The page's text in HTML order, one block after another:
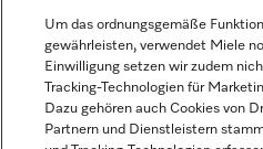
© Miele & Cie. KG.
Um das ordnungsgemäße
gewährleisten, verwendet Miele
Einwilligung setzen wir zudem
Tracking-Technologien für
Dazu gehören auch Cookies von
Partnern und Dienstleistern